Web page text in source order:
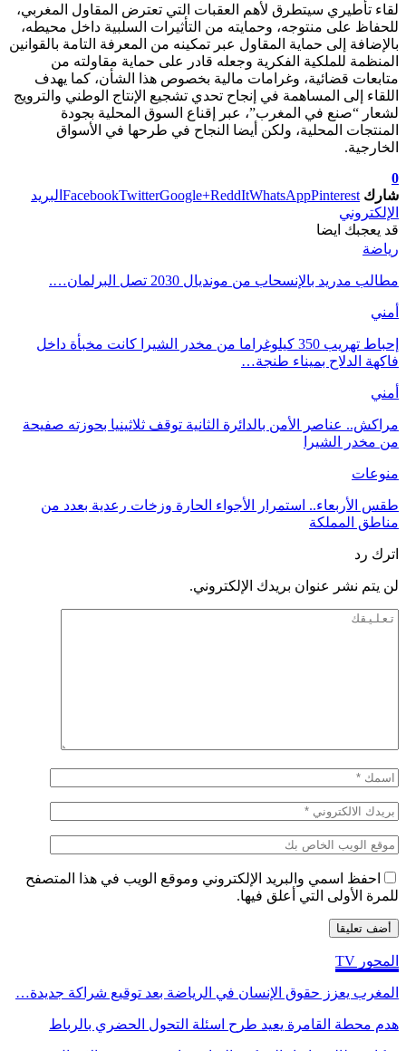
لقاء تأطيري سيتطرق لأهم العقبات التي تعترض المقاول المغربي،
للحفاظ على منتوجه، وحمايته من التأثيرات السلبية داخل محيطه،
بالإضافة إلى حماية المقاول عبر تمكينه من المعرفة التامة بالقوانين
المنظمة للملكية الفكرية وجعله قادر على حماية مقاولته من
متابعات قضائية، وغرامات مالية بخصوص هذا الشأن، كما يهدف
اللقاء إلى المساهمة في إنجاح تحدي تشجيع الإنتاج الوطني والترويج
لشعار “صنع في المغرب”، عبر إقناع السوق المحلية بجودة
المنتجات المحلية، ولكن أيضا النجاح في طرحها في الأسواق
الخارجية.
0
شارك
FacebookTwitterGoogle+ReddItWhatsAppPinterest
البريد
الإلكتروني
قد يعجبك ايضا
رياضة
مطالب مدريد بالإنسحاب من مونديال 2030 تصل البرلمان….
أمني
إحباط تهريب 350 كيلوغراما من مخدر الشيرا كانت مخبأة داخل
فاكهة الدلاح بميناء طنجة…
أمني
مراكش.. عناصر الأمن بالدائرة الثانية توقف ثلاثينيا بحوزته صفيحة
من مخدر الشيرا
منوعات
طقس الأربعاء.. استمرار الأجواء الحارة وزخات رعدية بعدد من
مناطق المملكة
اترك رد
لن يتم نشر عنوان بريدك الإلكتروني.
احفظ اسمي والبريد الإلكتروني وموقع الويب في هذا المتصفح
للمرة الأولى التي أعلق فيها.
المحور TV
المغرب يعزز حقوق الإنسان في الرياضة بعد توقيع شراكة جديدة…
هدم محطة القامرة يعيد طرح اسئلة التحول الحضري بالرباط